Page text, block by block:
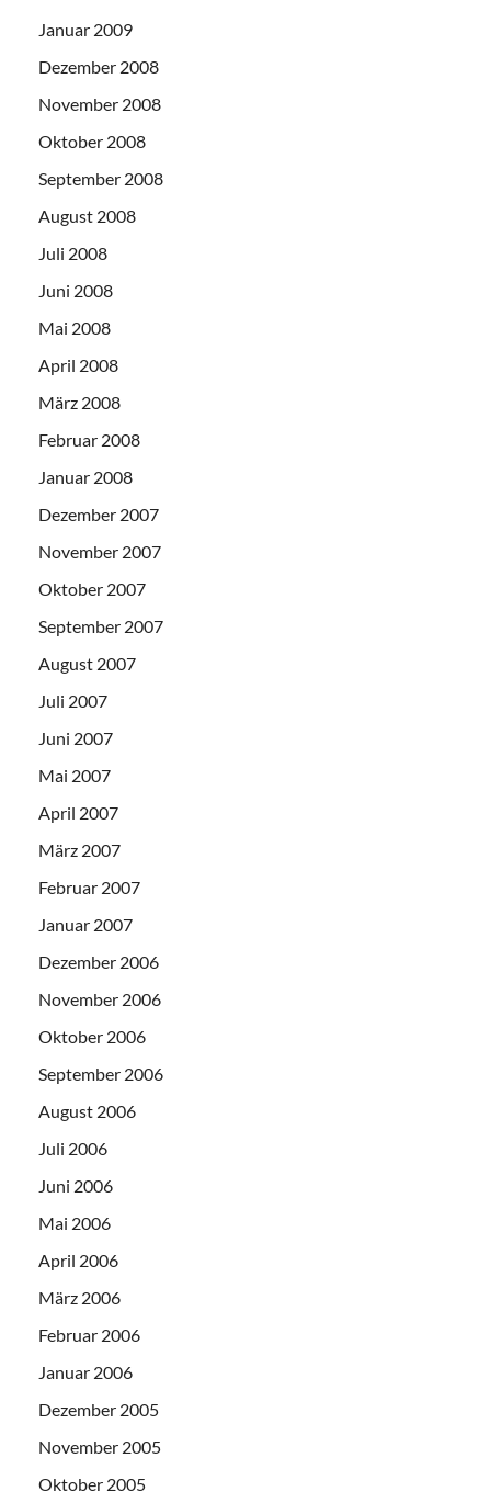
Januar 2009
Dezember 2008
November 2008
Oktober 2008
September 2008
August 2008
Juli 2008
Juni 2008
Mai 2008
April 2008
März 2008
Februar 2008
Januar 2008
Dezember 2007
November 2007
Oktober 2007
September 2007
August 2007
Juli 2007
Juni 2007
Mai 2007
April 2007
März 2007
Februar 2007
Januar 2007
Dezember 2006
November 2006
Oktober 2006
September 2006
August 2006
Juli 2006
Juni 2006
Mai 2006
April 2006
März 2006
Februar 2006
Januar 2006
Dezember 2005
November 2005
Oktober 2005